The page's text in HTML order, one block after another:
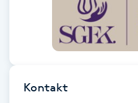
Fransrengöring
Kontakt